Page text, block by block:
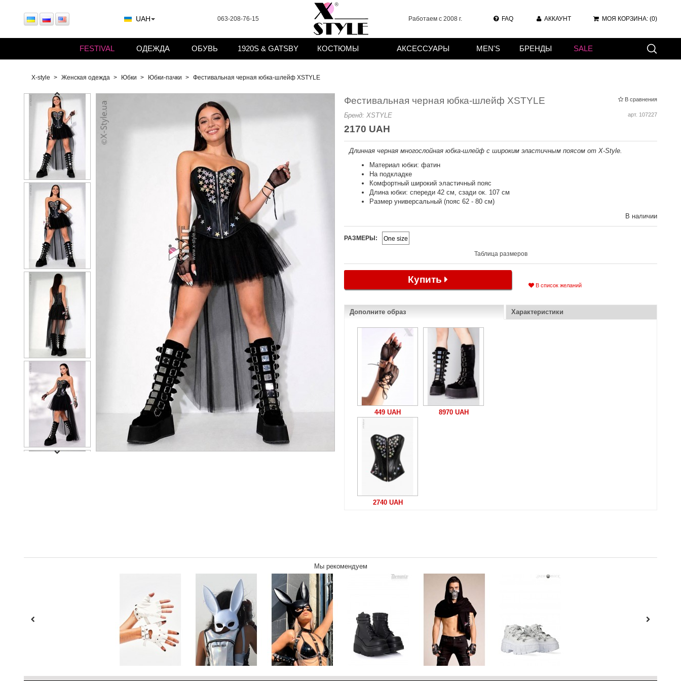
UAH 063-208-76-15 Работаем с 2008 г. FAQ АККАУНТ МОЯ КОРЗИНА: (0)
X-style Женская одежда Юбки Юбки-пачки Фестивальная черная юбка-шлейф XSTYLE
В сравнения
Фестивальная черная юбка-шлейф XSTYLE
арт. 107227
Бренд: XSTYLE
2170 UAH
Длинная черная многослойная юбка-шлейф с широким эластичным поясом от X-Style.
Материал юбки: фатин
На подкладке
Комфортный широкий эластичный пояс
Длина юбки: спереди 42 см, сзади ок. 107 см
Размер универсальный (пояс 62 - 80 см)
В наличии
РАЗМЕРЫ: One size
Таблица размеров
Купить
В список желаний
Дополните образ Характеристики
449 UAH 8970 UAH
2740 UAH
Мы рекомендуем
FESTIVAL ОДЕЖДА ОБУВЬ 1920S & GATSBY КОСТЮМЫ АКСЕССУАРЫ MEN'S БРЕНДЫ SALE